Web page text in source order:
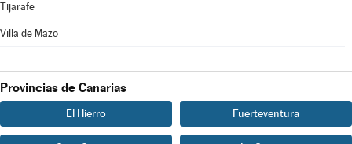
Tijarafe
Villa de Mazo
Provincias de Canarias
El Hierro Fuerteventura